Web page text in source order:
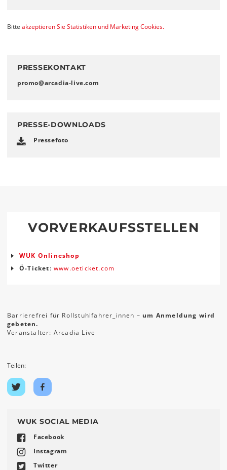
Bitte akzeptieren Sie Statistiken und Marketing Cookies.
PRESSEKONTAKT
promo@arcadia-live.com
PRESSE-DOWNLOADS
Pressefoto
VORVERKAUFSSTELLEN
WUK Onlineshop
Ö-Ticket:www.oeticket.com
Barrierefrei für Rollstuhlfahrer_innen – um Anmeldung wird
gebeten.
Veranstalter: Arcadia Live
Teilen:
Auf
Twitter
Auf
Facebook
WUK SOCIAL MEDIA
Facebook
Instagram
Twitter